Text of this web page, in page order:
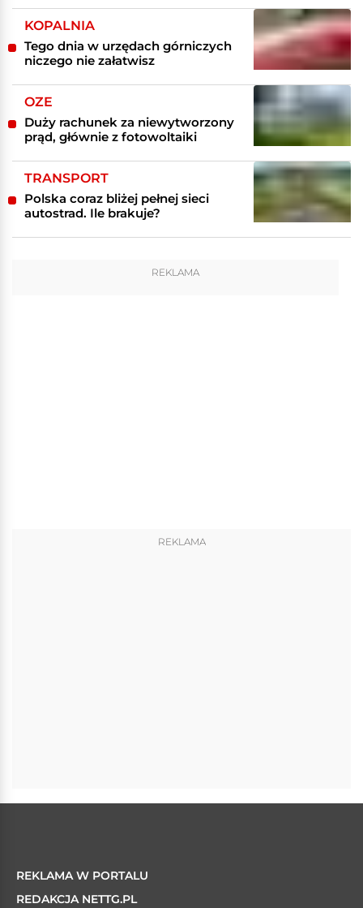
KOPALNIA
Tego dnia w urzędach górniczych
niczego nie załatwisz
OZE
Duży rachunek za niewytworzony
prąd, głównie z fotowoltaiki
TRANSPORT
Polska coraz bliżej pełnej sieci
autostrad. Ile brakuje?
REKLAMA
REKLAMA
REKLAMA W PORTALU
REDAKCJA NETTG.PL